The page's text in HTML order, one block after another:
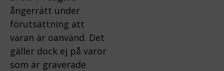
ångerrätt under
förutsättning att
varan är oanvänd. Det
gäller dock ej på varor
som är graverade